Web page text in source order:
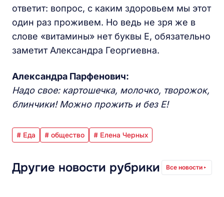
ответит: вопрос, с каким здоровьем мы этот
один раз проживем. Но ведь не зря же в
слове «витамины» нет буквы Е, обязательно
заметит Александра Георгиевна.
Александра Парфенович:
Надо свое: картошечка, молочко, творожок,
блинчики! Можно прожить и без Е!
# Еда # общество # Елена Черных
Другие новости рубрики Все новости